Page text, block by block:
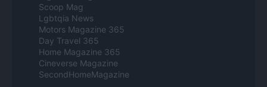
Scoop Mag
Lgbtqia News
Motors Magazine 365
Day Travel 365
Home Magazine 365
Cineverse Magazine
SecondHomeMagazine